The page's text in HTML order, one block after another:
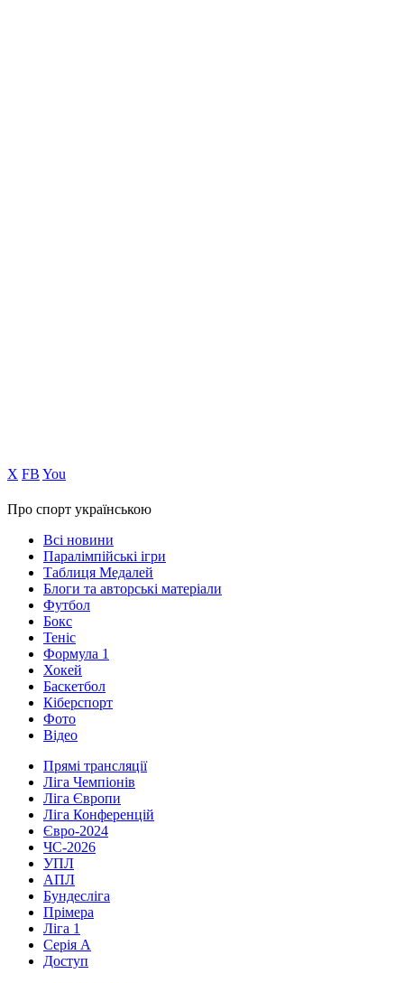
Х FB You
Про спорт українською
Всі новини
Паралімпійські ігри
Таблиця Медалей
Блоги та авторські матеріали
Футбол
Бокс
Теніс
Формула 1
Хокей
Баскетбол
Кіберспорт
Фото
Відео
Прямі трансляції
Ліга Чемпіонів
Ліга Європи
Ліга Конференцій
Євро-2024
ЧС-2026
УПЛ
АПЛ
Бундесліга
Прімера
Ліга 1
Серія А
Доступ